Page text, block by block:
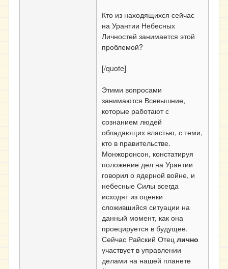
Кто из находящихся сейчас
на Урантии Небесных
Личностей занимается этой
проблемой?
[/quote]
Этими вопросами
занимаются Всевышние,
которые работают с
сознанием людей
обладающих властью, с теми,
кто в правительстве.
Монжоронсон, констатируя
положение дел на Урантии
говорил о ядерной войне, и
небесные Силы всегда
исходят из оценки
сложившийся ситуации на
данный момент, как она
проецируется в будущее.
Сейчас Райский Отец лично
участвует в управлении
делами на нашей планете